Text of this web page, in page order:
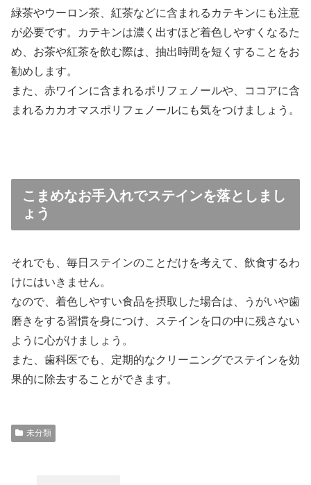
緑茶やウーロン茶、紅茶などに含まれるカテキンにも注意
が必要です。カテキンは濃く出すほど着色しやすくなるた
め、お茶や紅茶を飲む際は、抽出時間を短くすることをお
勧めします。
また、赤ワインに含まれるポリフェノールや、ココアに含
まれるカカオマスポリフェノールにも気をつけましょう。
こまめなお手入れでステインを落としまし
ょう
それでも、毎日ステインのことだけを考えて、飲食するわ
けにはいきません。
なので、着色しやすい食品を摂取した場合は、うがいや歯
磨きをする習慣を身につけ、ステインを口の中に残さない
ように心がけましょう。
また、歯科医でも、定期的なクリーニングでステインを効
果的に除去することができます。
未分類